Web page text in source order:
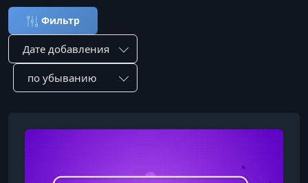
Фильтр
Сортировка по:
Сотировать по: